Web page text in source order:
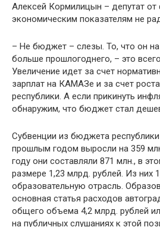
Алексей Кормилицын – депутат
экономическим показателям не
– Не бюджет – слезы. То, что он
больше прошлогоднего, – это
Увеличение идет за счет
зарплат на КАМАЗе и за счет
республики. А если прикинуть
обнаружим, что бюджет стал
Субвенции из бюджета
прошлым годом выросли на 359
году они составляли 871 млн., в
размере 1,23 млрд. рублей. Из них
образовательную отрасль.
основная статья расходов
общего объема 4,2 млрд. рублей
на публичных слушаниях к этой